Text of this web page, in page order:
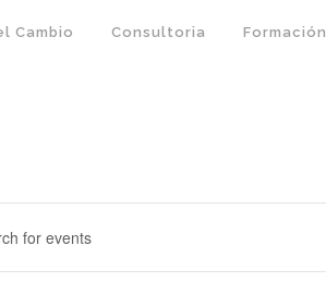
Cambio Consultoria Formación